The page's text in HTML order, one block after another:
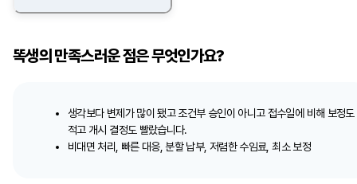
똑생의 만족스러운 점은 무엇인가요?
생각보다 변제가 많이 됐고 조건부 승인이 아니고 접수일에 비해 보정도
적고 개시 결정도 빨랐습니다.
비대면 처리, 빠른 대응, 분할 납부, 저렴한 수임료, 최소 보정